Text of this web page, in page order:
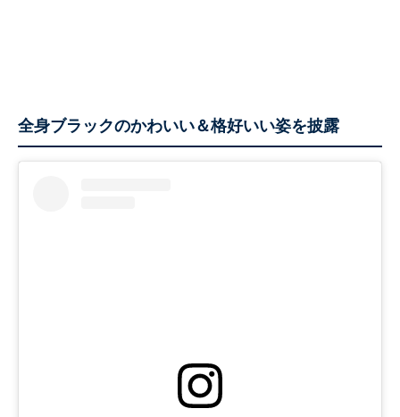
全身ブラックのかわいい＆格好いい姿を披露